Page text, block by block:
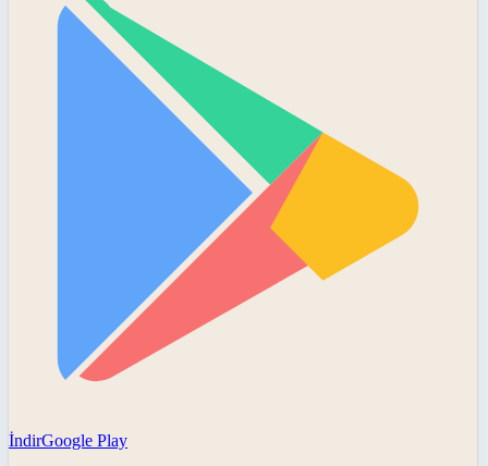
İndirGoogle Play